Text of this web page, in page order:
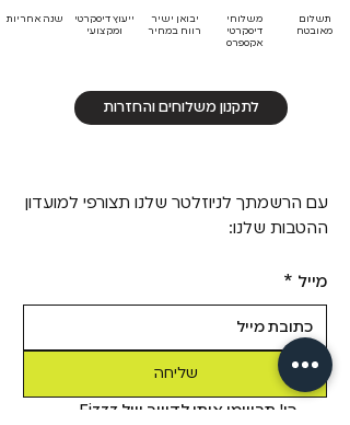
תשלום
מאובטח
משלוחי
דיסקרטי
אקספרס
יבואן ישיר
רווח במחיר
ייעוץ דיסקרטי
ומקצועי
שנה אחריות
לתקנון משלוחים והחזרות
עם הרשמתך לניוזלטר שלנו תצורפי למועדון
ההטבות שלנו:
מייל *
שליחה